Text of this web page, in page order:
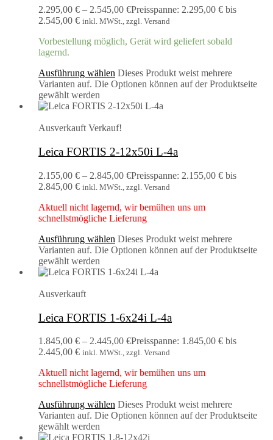
2.295,00 € – 2.545,00 €Preisspanne: 2.295,00 € bis
2.545,00 € inkl. MWSt., zzgl. Versand
Vorbestellung möglich, Gerät wird geliefert sobald
lagernd.
Ausführung wählen Dieses Produkt weist mehrere
Varianten auf. Die Optionen können auf der Produktseite
gewählt werden
Ausverkauft Verkauf!
Leica FORTIS 2-12x50i L-4a
2.155,00 € – 2.845,00 €Preisspanne: 2.155,00 € bis
2.845,00 € inkl. MWSt., zzgl. Versand
Aktuell nicht lagernd, wir bemühen uns um
schnellstmögliche Lieferung
Ausführung wählen Dieses Produkt weist mehrere
Varianten auf. Die Optionen können auf der Produktseite
gewählt werden
Ausverkauft
Leica FORTIS 1-6x24i L-4a
1.845,00 € – 2.445,00 €Preisspanne: 1.845,00 € bis
2.445,00 € inkl. MWSt., zzgl. Versand
Aktuell nicht lagernd, wir bemühen uns um
schnellstmögliche Lieferung
Ausführung wählen Dieses Produkt weist mehrere
Varianten auf. Die Optionen können auf der Produktseite
gewählt werden